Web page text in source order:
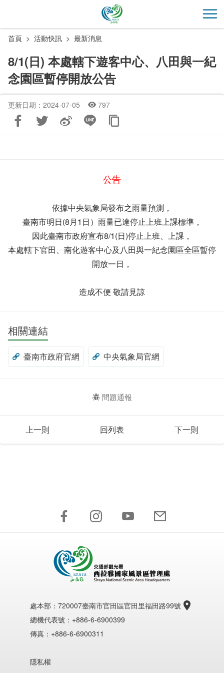
主
開
首頁 活動快訊 最新消息
8/1(日) 本處轄下遊客中心、八田與一紀
念園區暫停開放公告
更新日期：2024-07-05 797
公告
依據中央氣象局發布之雨量預測，
臺南市明日(8月1日）雨量已達停止上班上課標準，
因此臺南市政府宣布8/1(日)停止上班、上課，
本處轄下官田、南化遊客中心及八田與一紀念園區全區暫停
開放一日，
造成不便 敬請見諒
相關連結
臺南市政府官網 中央氣象局官網
問題通報
上一則 回列表 下一則
處本部： 720007臺南市官田區官田里福田路99號
總機代表號：+886-6-6900399
傳真：+886-6-6900311
隱私權